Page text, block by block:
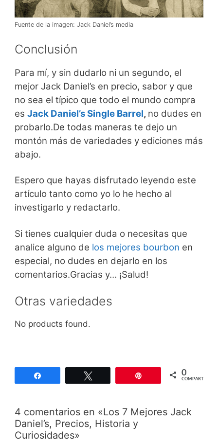
Fuente de la imagen: Jack Daniel’s media
Conclusión
Para mí, y sin dudarlo ni un segundo, el
mejor Jack Daniel’s en precio, sabor y que
no sea el típico que todo el mundo compra
es Jack Daniel’s Single Barrel, no dudes en
probarlo.De todas maneras te dejo un
montón más de variedades y ediciones más
abajo.
Espero que hayas disfrutado leyendo este
artículo tanto como yo lo he hecho al
investigarlo y redactarlo.
Si tienes cualquier duda o necesitas que
analice alguno de los mejores bourbon en
especial, no dudes en dejarlo en los
comentarios.Gracias y… ¡Salud!
Otras variedades
No products found.
0
COMPARTIR
4 comentarios en «Los 7 Mejores Jack
Daniel’s, Precios, Historia y
Curiosidades»